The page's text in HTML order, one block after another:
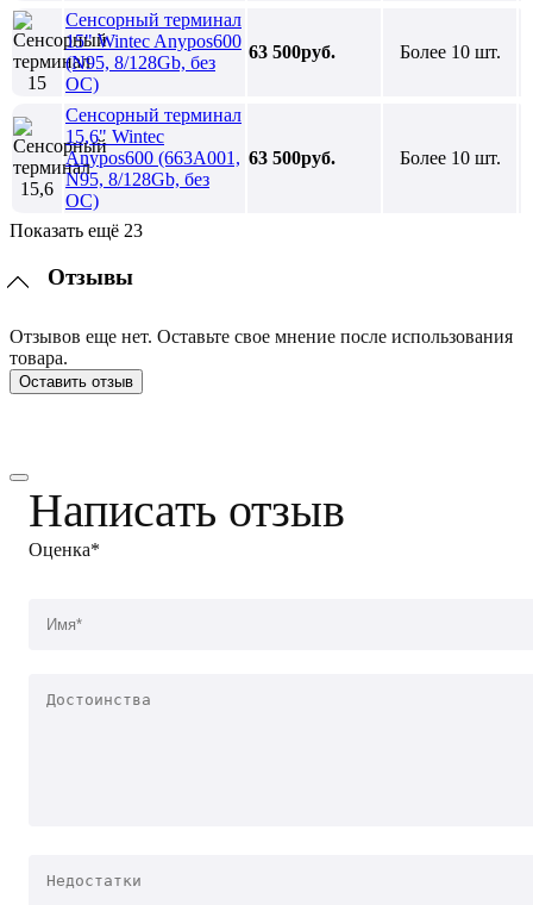
Сенсорный терминал
15" Wintec Anypos600
(N95, 8/128Gb, без
ОС)
63 500руб. Более 10 шт.
Сенсорный терминал
15,6" Wintec
Anypos600 (663A001,
N95, 8/128Gb, без
ОС)
63 500руб. Более 10 шт.
Показать ещё 23
Отзывы
Отзывов еще нет. Оставьте свое мнение после использования
товара.
Оставить отзыв
Написать отзыв
Оценка*